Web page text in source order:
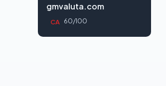
gmvaluta.com
CA 60/100